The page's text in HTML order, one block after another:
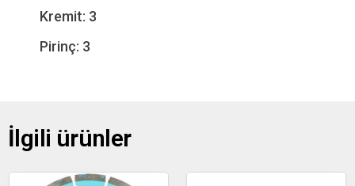
Kremit: 3
Pirinç: 3
İlgili ürünler